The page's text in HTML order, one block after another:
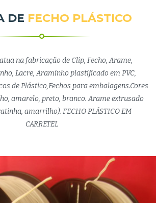
DE FECHO PLÁSTICO
na fabricação de Clip, Fecho, Arame,
Lacre, Araminho plastificado em PVC,
de Plástico,Fechos para embalagens.Cores
amarelo, preto, branco. Arame extrusado
amarrilho). FECHO PLÁSTICO EM
CARRETEL